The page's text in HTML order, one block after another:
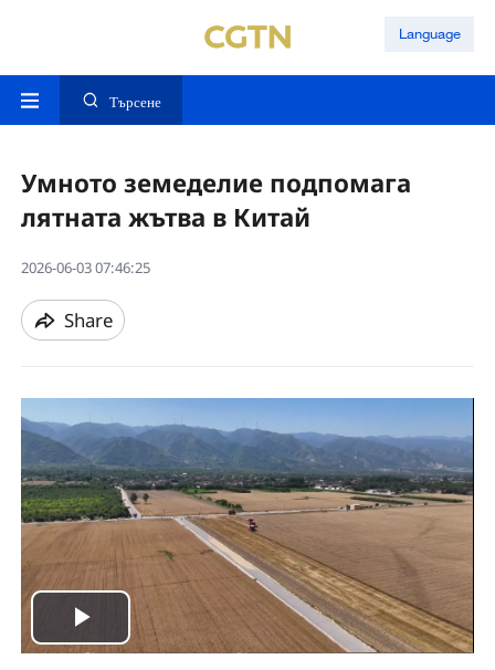
Language
Търсене
Умното земеделие подпомага
лятната жътва в Китай
2026-06-03 07:46:25
Share
P